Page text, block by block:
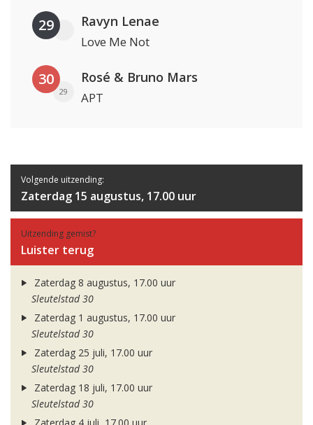
29 Ravyn Lenae
Love Me Not
30
29
Rosé & Bruno Mars
APT
Volgende uitzending:
Zaterdag 15 augustus, 17.00 uur
Uitzending gemist?
Luister terug
Zaterdag 8 augustus, 17.00 uur
Sleutelstad 30
Zaterdag 1 augustus, 17.00 uur
Sleutelstad 30
Zaterdag 25 juli, 17.00 uur
Sleutelstad 30
Zaterdag 18 juli, 17.00 uur
Sleutelstad 30